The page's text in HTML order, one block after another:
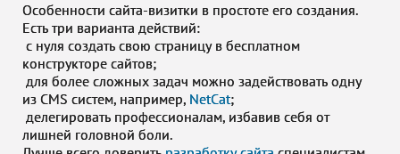
Особенности сайта-визитки в простоте его создания.
Есть три варианта действий:
с нуля создать свою страницу в бесплатном
конструкторе сайтов;
для более сложных задач можно задействовать одну
из CMS систем, например, NetCat;
делегировать профессионалам, избавив себя от
лишней головной боли.